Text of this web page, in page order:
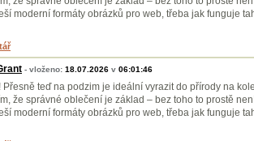
moderní formáty obrázků pro web, třeba jak funguje
- vloženo: 18.07.2026 v 06:01:46
teď na podzim je ideální vyrazit do přírody na
že správné oblečení je základ – bez toho to prostě
moderní formáty obrázků pro web, třeba jak funguje